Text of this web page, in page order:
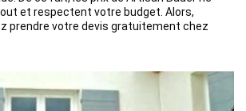
et respectent votre budget. Alors,
prendre votre devis gratuitement chez